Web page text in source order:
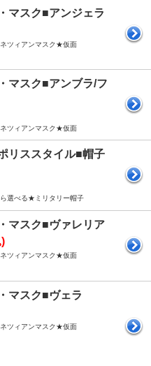
マスク■アンジェラ
ツィアンマスク★仮面
マスク■アンブラ/フ
ツィアンマスク★仮面
リススタイル■帽子
選べる★ミリタリー帽子
マスク■ヴァレリア
ツィアンマスク★仮面
マスク■ヴェラ
ツィアンマスク★仮面